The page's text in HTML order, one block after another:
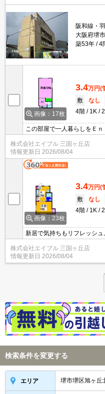
阪和線・
大阪府堺
築53年
4
画像：17枚
3.4万円(
敷
なし
4階
1K
この部屋で一人暮らしをＥ
はず。
株式会社エイブル 三国ヶ丘店
情報更新日 2026/08/04
画像：23枚
3.4万円(
敷
なし
4階
1K
新居で気持ちもリフレッシュ
株式会社エイブル 三国ヶ丘店
情報更新日 2026/08/04
検索条件を変更する
エリア 堺市堺区旭ヶ丘